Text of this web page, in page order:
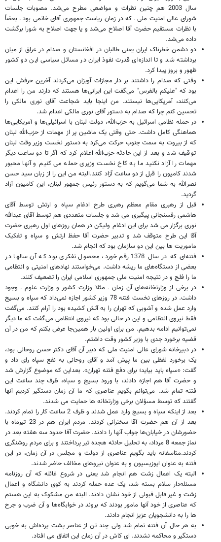
سال 2003 هم چنین نظرات و مواضعی مطرح می‌شد. مصوبات جلسات
شورای عالی امنیت ملی ـ که در زمان ریاست جمهوری آقای خاتمی بود ـ بعضاً
با نظرات مستقیم حضرت آقا اصلاح می‌شد و یا جهت اصلاح به شورا برگشت
داده می‌شد.
دو دشمن خطرناک ایران یعنی طالبان در افغانستان و صدام در عراق از میان
برداشته شد و تا اندازه‌ای قدرت نفوذ ایران در مسائل سیاسی این دو کشور
ظهور و بروز پیدا کرد.
وقتی که صدام را داشتند بر دار مجازات آویزان می‌کردند آخرین حرفش این
بود که "علیکم بالفرس" می‌گفت این ایرانی‌ها هستند که دارند من را اعدام
می‌کنند، آمریکایی‌ها نیستند. من اینجا باید شجاعت آقای نوری مالکی را
تحسین کنم چرا که صدام به دستور آقای نوری مالکی اعدام شد.
در حمله نظامی اسرائیل به حزب‌الله، دولت لبنان با اسرائیلی‌ها و آمریکایی‌ها
هماهنگی کامل داشت. حتی وقتی یک ماشین پر از مهمات از حزب‌الله لبنان
که از بیروت به سمت جنوب حرکت می‌کرد به دستور نخست وزیر وقت لبنان
توقیف شد و بعد از این حادثه حزب‌الله اعلام کرد که اگر تا دو ساعت دیگر
مهمات را آزاد نکنید ما به کاخ نخست وزیری حمله می کنیم و آنها محبور
شدند کامیون را قبل از دو ساعت آزاد کنند.البته من این را از زبان سید حسن
نصرالله به شما می‌گویم که به دستور رئیس جمهور لبنان، این کامیون آزاد
گردید.
قبل از رهبری مقام معظم رهبری طرح ادغام سپاه و ارتش توسط آقای
هاشمی رفسنجانی پیگیری می شد و جلسات متعددی هم توسط آقای عبدالله
نوری برگزار می شد برای این ادغام ولیکن در همان روزهای اول رهبری حضرت
آقا این طرح متوقف شد و تدبیر حضرت آقا حفظ ارتش و سپاه و تفکیک
ماموریت ها بین این دو سازمان بود که انجام شد.
فتنه‌ای که در سال 1378 رقم خورد، محصول تفکری بود که آن سالها در
بعضی از دستگاه‌های ما ریشه داشت. می‌خواستند نهادهای امنیتی و انتظامی
ما را فلج و در نتیجه امنیت ملی جمهوری اسلامی ایران را تضعیف کنند.
در برخی از وزارتخانه‌های آن زمان ـ مثلا وزارت کشور و وزارت علوم ـ وجود
داشت. در روزهای نخست فتنه 78 وزیر کشور اجازه نمی‌داد که سپاه و بسیج
وارد عمل شده و آشوبی که تهران را به آتش کشیده بود را آرام کنند. می‌گفت
فقط نیروی انتظامی و این در حالی بود که نیروی انتظامی می‌گفت که ما دیگر
نمی‌توانیم ادامه بدهیم. من برای اولین بار همین‌جا عرض بکنم که من در آن
قضیه برخورد جدی با وزیر کشور وقت داشتم.
در دبیرخانه شورای عالی امنیت ملی که دبیر آن آقای دکتر حسن روحانی بود،
یک برخورد لفظی بین ما پیش آمد و آقای روحانی به نفع سپاه رای داد و
گفت: «سپاه باید بیاید؛ برای دفع فتنه تهران». بعداین که موضوع گزارش شد
و حضرت آقا هم اجازه دادند، با ورود بسیج و سپاه، ظرف چند ساعت این
فتنه تمام شد. می‌توانم بگویم عناصری که ما آن زمان دستگیر کردیم آنها
گفتند که توسط مسؤلان برخی وزارتخانه ها حمایت می شدند.
بعد از اینکه سپاه و بسیج وارد عمل شدند و ظرف 2 ساعت کار را تمام کردند.
بعد از آن هم حضرت آقا سخنرانی کردند. مردم ایران هم در 23 تیرماه با
حضورشان در خیابان‌ها جواب آنها را دادند. حضرت آقا حدود سه هفته بعد در
نماز جمعه 8 مرداد، به تحلیل حادثه هجده تیر پرداختند و برای مردم روشنگری
کردند.متاسفانه باید بگویم عناصری از دولت و مجلس در آن زمان، در این
فتنه به عنوان اپوزیسیون و به عنوان نیروهای مخالف حاضر شدند.
البته یک اعمال زشت هم انجام شد یعنی در شروع غائله که آن روزنامه
مسئله‌دار سلام بسته شد، یک عده‌ حمله کردند به کوی دانشگاه و اعمال
زشت و غیر قابل قبولی از خود نشان دادند. البته من مشکوک به این هستم
که عناصری از خود آنها مامور بودند که بروند در خوابگاه‌ها و آن ضرب و جرح
ها را به دانشجویان عزیز انجام دادند.
به هر حال آن فتنه تمام شد ولی چند تن از عناصر پشت پرده‌اش به خوبی
دستگیر و محاکمه نشدند. ای کاش در آن زمان این اتفاق می افتاد.